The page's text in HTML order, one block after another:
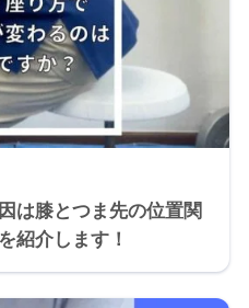
は膝とつま先の位置関
紹介します！